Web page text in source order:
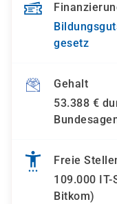
gesetz
Gehalt
53.388 €
Freie
109.000
Bitkom)